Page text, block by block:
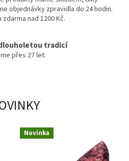
objednávky zpravidla do 24 hodin.
nad 1200 Kč.
tradicí
přes 27 let.
Novinka